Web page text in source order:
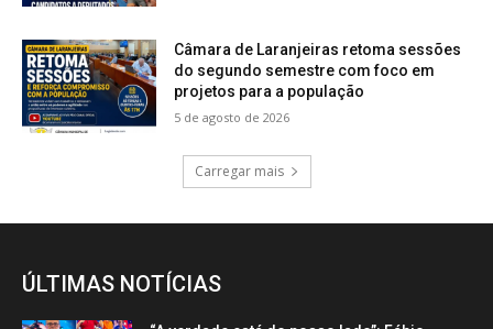
Câmara de Laranjeiras retoma sessões
do segundo semestre com foco em
projetos para a população
5 de agosto de 2026
Carregar mais
ÚLTIMAS NOTÍCIAS